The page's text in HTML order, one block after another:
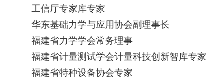
工信厅专家库专家
华东基础力学与应用协会副理事长
福建省力学学会常务理事
福建省计量测试学会计量科技创新智库专家
福建省特种设备协会专家